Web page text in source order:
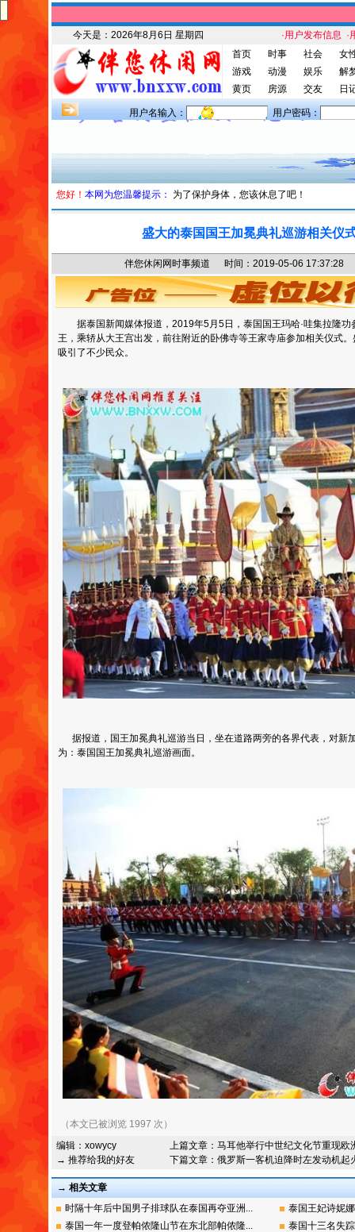
今天是： 2026年8月6日 星期四 ·用户发布信息 ·
首页
时事 社会
女
游戏
动漫 娱乐
解
黄页
房源 交友 日
用户名输入： 用户密码：
您好！ 本网为您温馨提示： 为了保护身体，您该休息了吧！
盛大的泰国国王加冕典礼巡游相关仪
伴您休闲网时事频道 时间：2019-05-06
据泰国新闻媒体报道，2019年5月5日，泰国国王玛哈·哇集拉隆功
王，乘轿从大王宫出发，前往附近的卧佛寺等王家寺庙参加相关仪式
吸引了不少民众。
据报道，国王加冕典礼巡游当日，坐在道路两旁的各界代表，对新
为：泰国国王加冕典礼巡游画面。
（本文已被浏览 1997 次）
编辑： xowycy
→ 推荐给我的好友
上篇文章： 马耳他举行中世纪文化节重现欧
下篇文章： 俄罗斯一客机迫降时左发动机起
→ 相关文章
时隔十年后中国男子排球队在泰国再夺亚洲...
泰国王妃诗妮
泰国一年一度登帕侬隆山节在东北部帕侬隆...
泰国十三名失